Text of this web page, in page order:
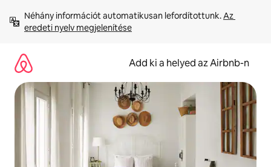
tartalomra
Néhány információt automatikusan lefordítottunk. Az
eredeti nyelv megjelenítése
Add ki a helyed az Airbnb-n